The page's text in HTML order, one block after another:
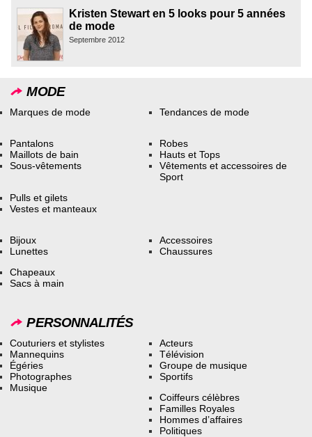
Kristen Stewart en 5 looks pour 5 années
de mode
Septembre 2012
MODE
Marques de mode Tendances de mode
Pantalons
Maillots de bain
Sous-vêtements
Robes
Hauts et Tops
Vêtements et accessoires de
Sport
Pulls et gilets
Vestes et manteaux
Bijoux
Lunettes
Accessoires
Chaussures
Chapeaux
Sacs à main
PERSONNALITÉS
Couturiers et stylistes
Mannequins
Égéries
Photographes
Musique
Acteurs
Télévision
Groupe de musique
Sportifs
Coiffeurs célèbres
Familles Royales
Hommes d’affaires
Politiques